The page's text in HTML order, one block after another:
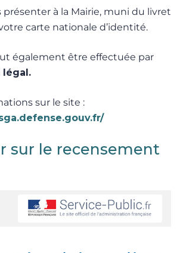
présenter à la Mairie, muni du livret
carte nationale d’identité.
également être effectuée par
légal.
sur le site :
sur le recensement